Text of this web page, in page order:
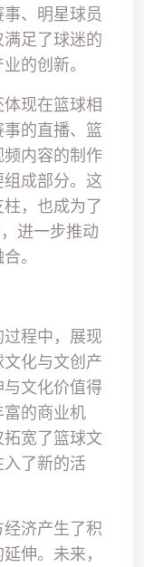
、明星球员
足了球迷的
的创新。
现在篮球相
的直播、篮
内容的制作
成部分。这
，也成为了
进一步推动
。
程中，展现
化与文创产
文化价值得
的商业机
宽了篮球文
了新的活
济产生了积
伸。未来，